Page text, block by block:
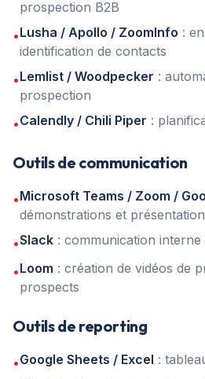
prospection B2B
•Lusha / Apollo / ZoomInfo :
identification de contacts
•Lemlist / Woodpecker :
prospection
•Calendly / Chili Piper :
Outils de communication
•Microsoft Teams / Zoom /
démonstrations et
•Slack : communication
•Loom : création de vidéos de
prospects
Outils de reporting
•Google Sheets / Excel :